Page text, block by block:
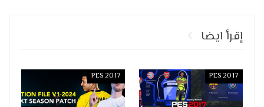
إقرأ ايضا
PES 2017
PES 2017